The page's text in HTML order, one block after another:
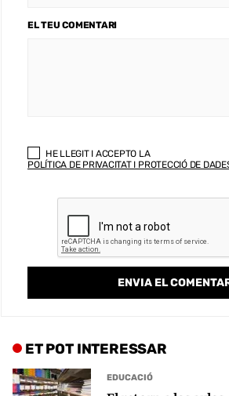
EL TEU COMENTARI
HE LLEGIT I ACCEPTO LA
POLÍTICA DE PRIVACITAT I PROTECCIÓ DE
ET POT INTERESSAR
EDUCACIÓ